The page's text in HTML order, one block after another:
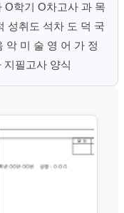
O학기 O차고사 과 목
성취도 석차 도 덕 국
악 미 술 영 어 가 정
필고사 양식